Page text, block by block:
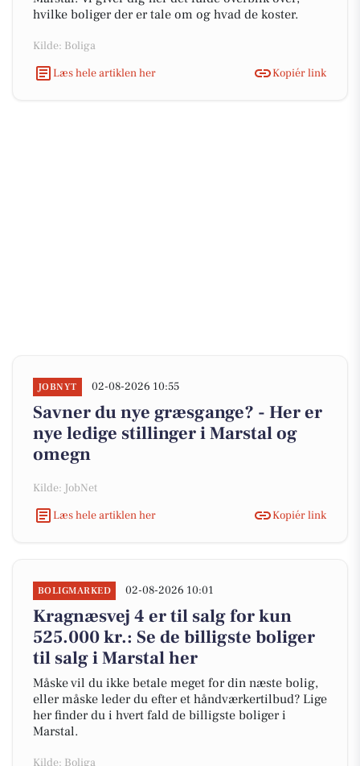
hvilke boliger der er tale om og hvad de koster.
Kilde: Boliga
Læs hele artiklen her
Kopiér link
JOBNYT 02-08-2026 10:55
Savner du nye græsgange? - Her er
nye ledige stillinger i Marstal og
omegn
Kilde: JobNet
Læs hele artiklen her
Kopiér link
BOLIGMARKED 02-08-2026 10:01
Kragnæsvej 4 er til salg for kun
525.000 kr.: Se de billigste boliger
til salg i Marstal her
Måske vil du ikke betale meget for din næste bolig,
eller måske leder du efter et håndværkertilbud? Lige
her finder du i hvert fald de billigste boliger i
Marstal.
Kilde: Boliga